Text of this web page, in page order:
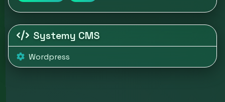
Systemy CMS
Wordpress